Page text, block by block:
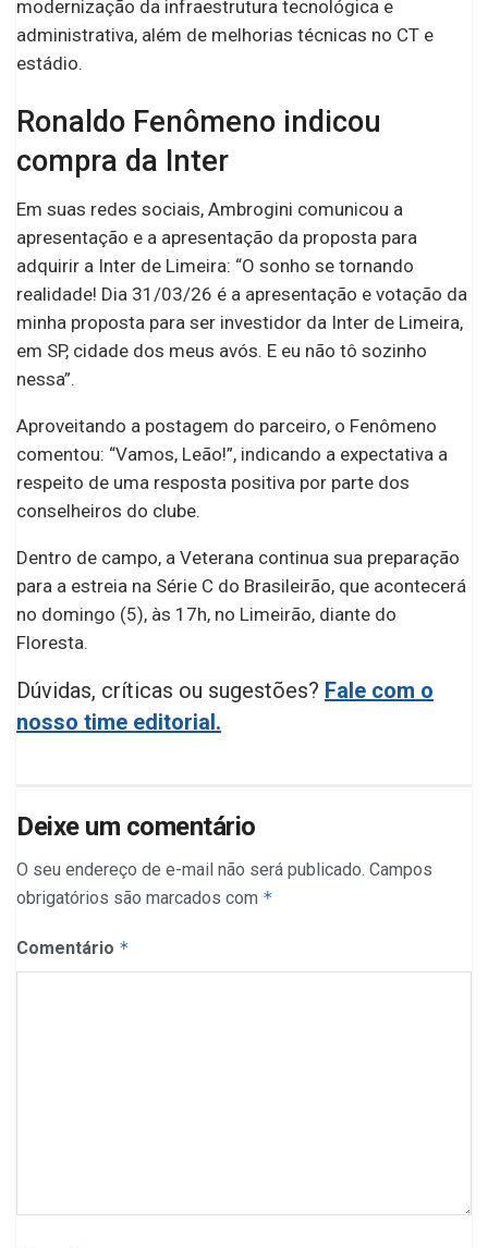
modernização da infraestrutura tecnológica e
administrativa, além de melhorias técnicas no CT e
estádio.
Ronaldo Fenômeno indicou
compra da Inter
Em suas redes sociais, Ambrogini comunicou a
apresentação e a apresentação da proposta para
adquirir a Inter de Limeira: “O sonho se tornando
realidade! Dia 31/03/26 é a apresentação e votação da
minha proposta para ser investidor da Inter de Limeira,
em SP, cidade dos meus avós. E eu não tô sozinho
nessa”.
Aproveitando a postagem do parceiro, o Fenômeno
comentou: “Vamos, Leão!”, indicando a expectativa a
respeito de uma resposta positiva por parte dos
conselheiros do clube.
Dentro de campo, a Veterana continua sua preparação
para a estreia na Série C do Brasileirão, que acontecerá
no domingo (5), às 17h, no Limeirão, diante do
Floresta.
Dúvidas, críticas ou sugestões? Fale com o
nosso time editorial.
Deixe um comentário
O seu endereço de e-mail não será publicado. Campos
obrigatórios são marcados com *
Comentário *